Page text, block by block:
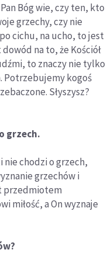
Bóg wie, czy ten, kto
grzechy, czy nie
cichu, na ucho, to jest
na to, że Kościół
to znaczy nie tylko
Potrzebujemy kogoś
Słyszysz?
grzech.
nie chodzi o grzech,
grzechów i
przedmiotem
miłość, a On wyznaje